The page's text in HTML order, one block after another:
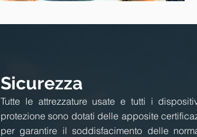
Sicurezza
Tutte le attrezzature usate e tutti i
protezione sono dotati delle apposite
per garantire il soddisfacimento delle